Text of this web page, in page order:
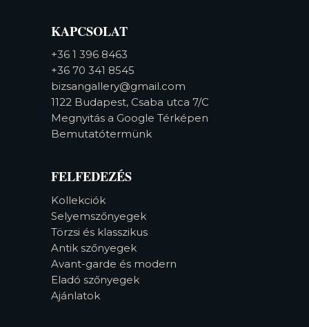
KAPCSOLAT
+36 1 396 8463
+36 70 341 8545
bizsangallery@gmail.com
1122 Budapest, Csaba utca 7/C
Megnyitás a Google Térképen
Bemutatótermünk
FELFEDEZÉS
Kollekciók
Selyemszőnyegek
Törzsi és klasszikus
Antik szőnyegek
Avant-garde és modern
Eladó szőnyegek
Ajánlatok